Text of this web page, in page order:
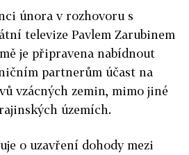
února v rozhovoru s
televize Pavlem Zarubinem
je připravena nabídnout
partnerům účast na
vzácných zemin, mimo jiné
územích.
o uzavření dohody mezi